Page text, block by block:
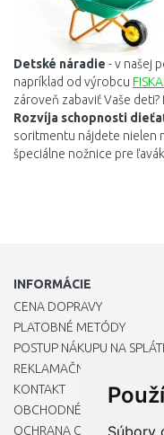
Súbory
Detské náradie - v našej
napríklad od výrobcu
zároveň zabaviťVaše deti?
Rozvíja schopnosti
soritmentu nájdete nielen
špeciálne nožnice pre
INFORMÁCIE
CENA DOPRAVY
PLATOBNÉ METÓDY
POSTUP NÁKUPU NA
REKLAMAČNÝ PORIADOK
KONTAKT
OBCHODNÉ PODMIENKY
OCHRANA OSOBNÝCH